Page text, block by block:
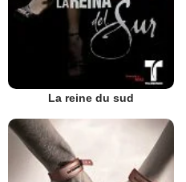
La reine du sud